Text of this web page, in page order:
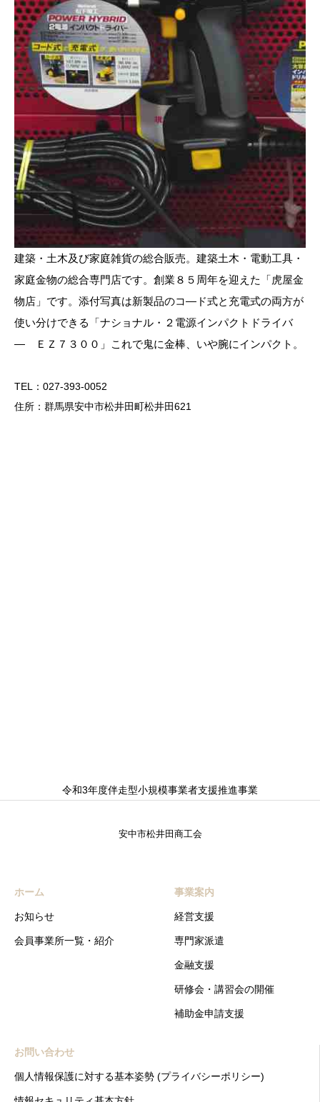
建築・土木及び家庭雑貨の総合販売。建築土木・電動工具・
家庭金物の総合専門店です。創業８５周年を迎えた「虎屋金
物店」です。添付写真は新製品のコ―ド式と充電式の両方が
使い分けできる「ナショナル・２電源インパクトドライバ
― ＥＺ７３００」これで鬼に金棒、いや腕にインパクト。
TEL：027-393-0052
住所：群馬県安中市松井田町松井田621
令和3年度伴走型小規模事業者支援推進事業
安中市松井田商工会
ホーム
お知らせ
会員事業所一覧・紹介
事業案内
経営支援
専門家派遣
金融支援
研修会・講習会の開催
補助金申請支援
お問い合わせ
個人情報保護に対する基本姿勢 (プライバシーポリシー)